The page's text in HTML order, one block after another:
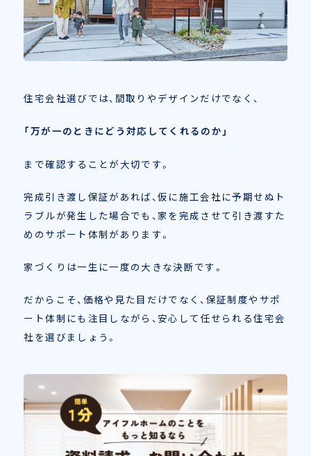
住宅会社選びでは、間取りやデザインだけでなく、
「万が一のときにどう対応してくれるのか」
まで確認することが大切です。
完成引き渡し保証があれば、仮に施工会社に予期せぬト
ラブルが発生した場合でも、家を完成させて引き渡すた
めのサポート体制があります。
家づくりは一生に一度の大きな決断です。
だからこそ、価格や見た目だけでなく、保証制度やサポ
ート体制にも注目しながら、安心して任せられる住宅会
社を選びましょう。